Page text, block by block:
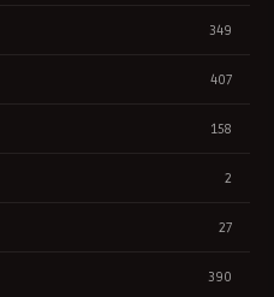
349
407
158
2
27
390